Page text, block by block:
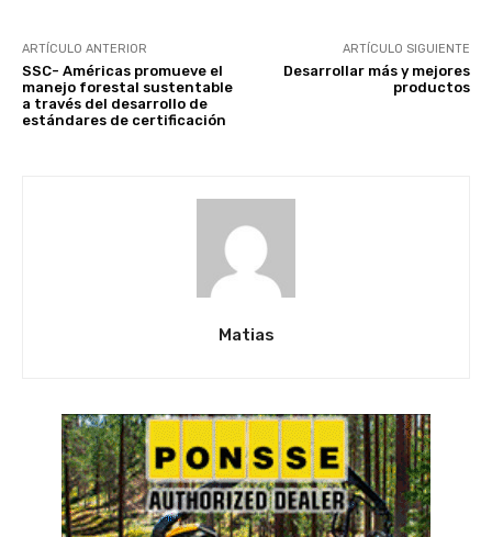
ARTÍCULO ANTERIOR
SSC- Américas promueve el
manejo forestal sustentable
a través del desarrollo de
estándares de certificación
ARTÍCULO SIGUIENTE
Desarrollar más y mejores
productos
Matias